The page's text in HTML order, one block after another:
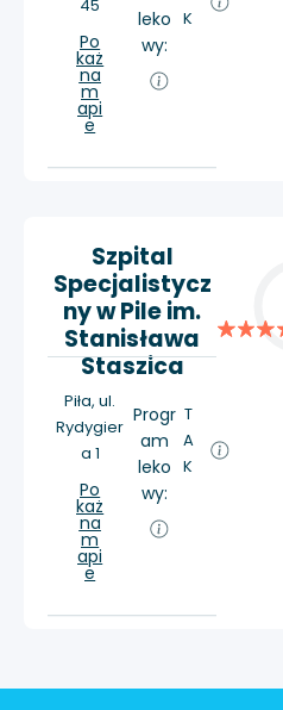
45
Po
każ
na
m
api
e
leko
wy:
K
Szpital
Specjalistycz
ny w Pile im.
Stanisława
Staszica
Piła, ul.
Rydygier
a 1
Po
każ
na
m
api
e
Progr
am
leko
wy:
T
A
K